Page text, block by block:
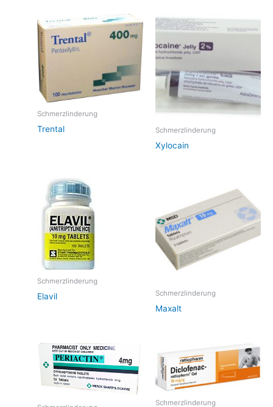
Schmerzlinderung
Trental Schmerzlinderung
Xylocain
Schmerzlinderung
Elavil Schmerzlinderung
Maxalt
Schmerzlinderung